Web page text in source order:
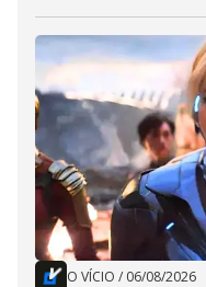
O VÍCIO / 06/08/2026